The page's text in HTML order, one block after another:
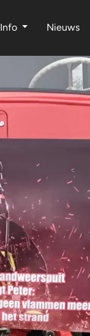
Info Nieuws